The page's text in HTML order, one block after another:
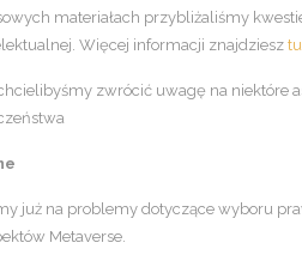
materiałach przybliżaliśmy
Więcej informacji znajdziesz
zwrócić uwagę na niektóre
już na problemy dotyczące wyboru
Metaverse.